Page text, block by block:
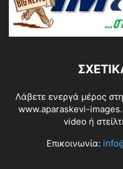
Λάβετε ενεργά μέρος
www.aparaskevi-
video ή
Επικοινωνία: